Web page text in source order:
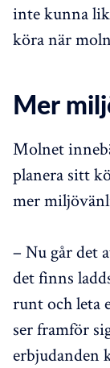
inte kunna
köra när
Mer
Molnet
planera sitt
mer
– Nu går det
det finns
runt och leta
ser framför
erbjudanden